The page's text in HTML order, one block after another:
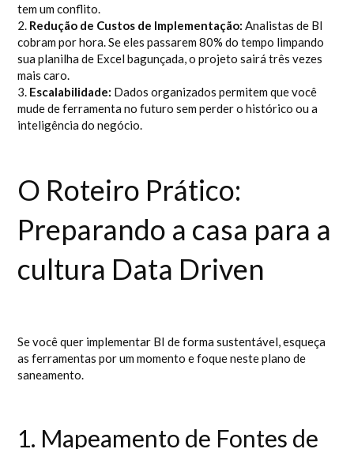
tem um conflito.
2. Redução de Custos de Implementação: Analistas de BI
cobram por hora. Se eles passarem 80% do tempo limpando
sua planilha de Excel bagunçada, o projeto sairá três vezes
mais caro.
3. Escalabilidade: Dados organizados permitem que você
mude de ferramenta no futuro sem perder o histórico ou a
inteligência do negócio.
O Roteiro Prático:
Preparando a casa para a
cultura Data Driven
Se você quer implementar BI de forma sustentável, esqueça
as ferramentas por um momento e foque neste plano de
saneamento.
1. Mapeamento de Fontes de